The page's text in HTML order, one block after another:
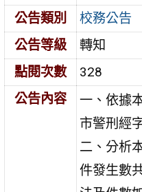
公告類別
校務公告
公告等級
轉知
點閱次數
328
公告內容
一、依據
市警刑經
二、分析
件發生數